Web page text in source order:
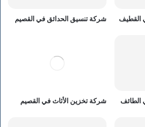
القطيف شركة تنسيق الحدائق في القصيم
الطائف شركة تخزين الأثاث في القصيم